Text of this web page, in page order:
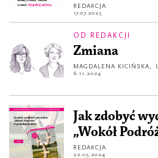
REDAKCJA
17.07.2025
OD REDAKCJI
Zmiana
MAGDALENA KICIŃSKA,
6.11.2024
Jak zdobyć
„Wokół
REDAKCJA
22.05.2024